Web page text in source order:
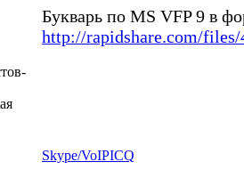
Букварь по MS VFP 9 в
http://rapidshare.com/
Skype/VoIPICQ